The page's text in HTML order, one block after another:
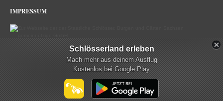
IMPRESSUM
Schlösserland Sachsen im Netz
Schlösserland erleben
Mach mehr aus deinem Ausflug
Kostenlos bei Google Play
mehr